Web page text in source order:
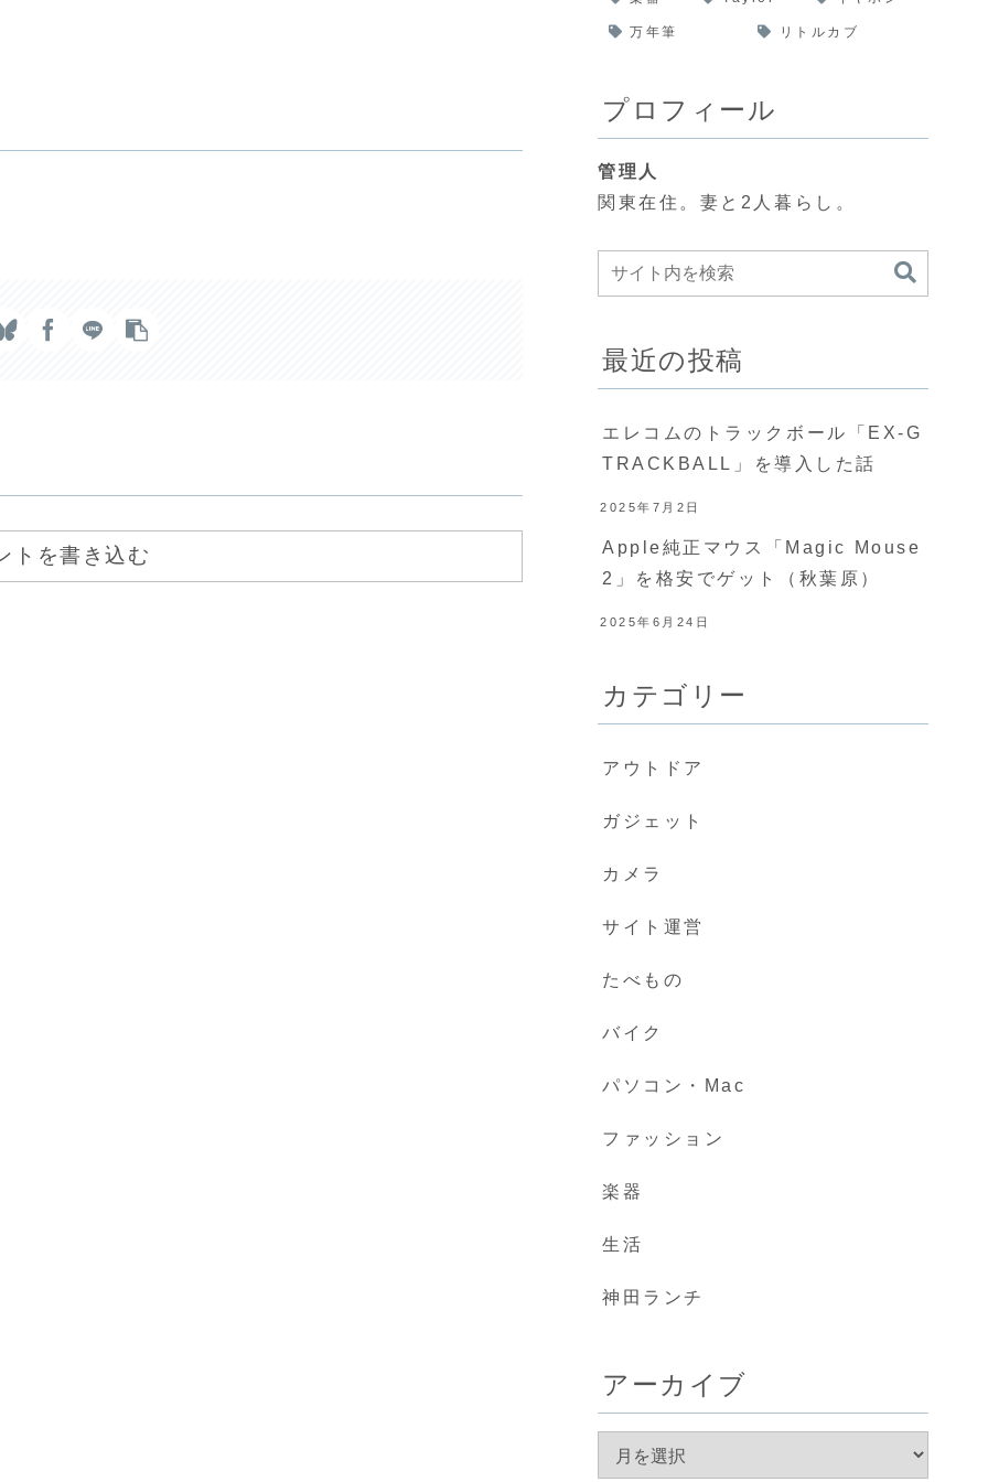
トを書き込む
万年筆 リトルカブ
プロフィール
管理人
関東在住。妻と2人暮らし。
最近の投稿
エレコムのトラックボール「EX-G
TRACKBALL」を導入した話
2025年7月2日
Apple純正マウス「Magic Mouse
2」を格安でゲット（秋葉原）
2025年6月24日
カテゴリー
アウトドア
ガジェット
カメラ
サイト運営
たべもの
バイク
パソコン・Mac
ファッション
楽器
生活
神田ランチ
アーカイブ